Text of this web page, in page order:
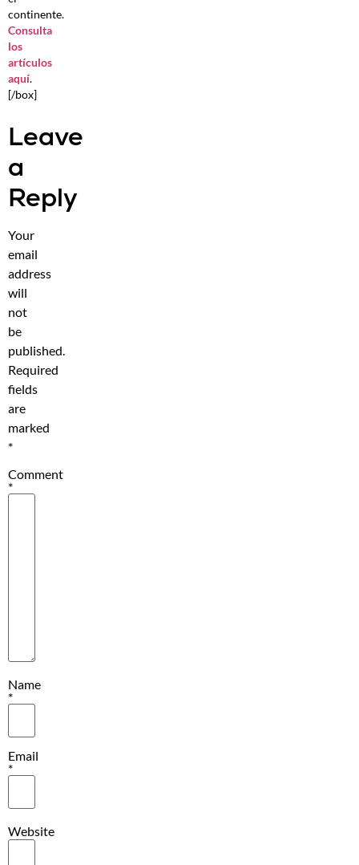
continente.
Consulta
los
artículos
aquí.
[/box]
Leave
a
Reply
Your
email
address
will
not
be
published.
Required
fields
are
marked
*
Comment
*
Name
*
Email
*
Website